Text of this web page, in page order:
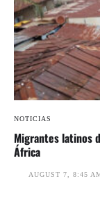
NOTICIAS
Migrantes latinos
África
AUGUST 7, 8:45